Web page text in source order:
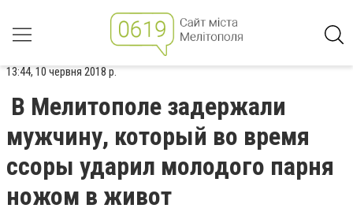
13:44, 10 червня 2018 р.
В Мелитополе задержали
мужчину, который во время
ссоры ударил молодого парня
ножом в живот